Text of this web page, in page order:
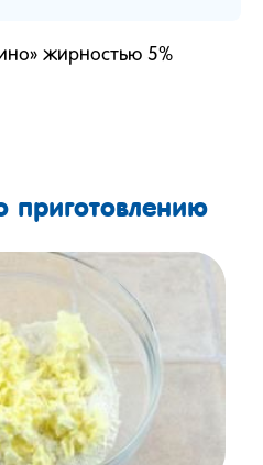
жирностью 5%
приготовлению